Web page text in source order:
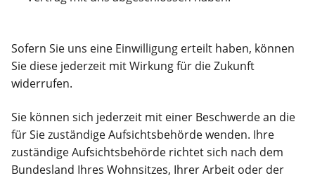
Sofern Sie uns eine Einwilligung erteilt haben, können
Sie diese jederzeit mit Wirkung für die Zukunft
widerrufen.
Sie können sich jederzeit mit einer Beschwerde an die
für Sie zuständige Aufsichtsbehörde wenden. Ihre
zuständige Aufsichtsbehörde richtet sich nach dem
Bundesland Ihres Wohnsitzes, Ihrer Arbeit oder der